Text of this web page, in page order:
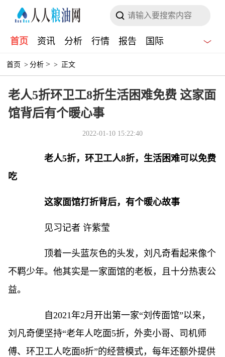
首页 资讯 分析 行情 报告 国际
首页 > 分析 > > 正文
老人5折环卫工8折生活困难免费 这家面
馆背后有个暖心事
2022-01-10 15:22:40
老人5折，环卫工人8折，生活困难可以免费
吃
这家面馆打折背后，有个暖心故事
见习记者 许紫莹
顶着一头蓝灰色的头发，刘凡奇看起来像个
不羁少年。他其实是一家面馆的老板，且十分热衷公
益。
自2021年2月开出第一家“刘传面馆”以来，
刘凡奇便坚持“老年人吃面5折，外卖小哥、司机师
傅、环卫工人吃面8折”的经营模式，每年还额外提供